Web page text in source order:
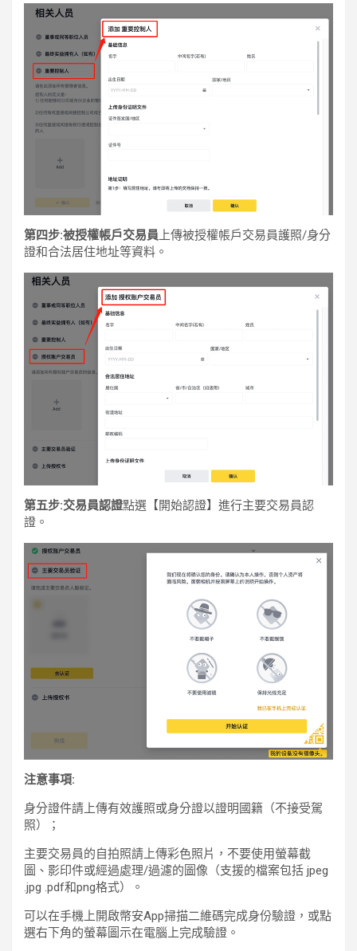
第四步:被授權帳戶交易員 上傳被授權帳戶交易員護照/身分
證和合法居住地址等資料。
第五步:交易員認證點選【開始認證】進行主要交易員認
證。
注意事項:
身分證件請上傳有效護照或身分證以證明國籍（不接受駕
照）；
主要交易員的自拍照請上傳彩色照片，不要使用螢幕截
圖、影印件或經過處理/過濾的圖像（支援的檔案包括 jpeg
.jpg .pdf和png格式）。
可以在手機上開啟幣安App掃描二維碼完成身份驗證，或點
選右下角的螢幕圖示在電腦上完成驗證。